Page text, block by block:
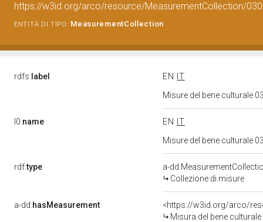
https://w3id.org/arco/resource/MeasurementCollection/
ENTITÀ DI TIPO: MeasurementCollection
rdfs: label EN
IT
Misure del bene culturale
l0:name EN
IT
Misure del bene culturale
rdf:type
a-
Collezione di misure
a-dd:hasMeasurement
<https://w3id.org/arco/
Misura del bene